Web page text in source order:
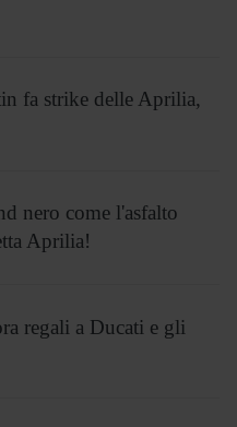
fa strike delle Aprilia,
nero come l'asfalto
Aprilia!
regali a Ducati e gli